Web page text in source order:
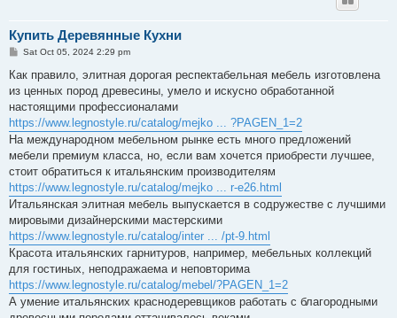
Купить Деревянные Кухни
P
s
Sat Oct 05, 2024 2:29 pm
Как правило, элитная дорогая респектабельная мебель изготовлена
из ценных пород древесины, умело и искусно обработанной
настоящими профессионалами
https://www.legnostyle.ru/catalog/mejko ... ?PAGEN_1=2
На международном мебельном рынке есть много предложений
мебели премиум класса, но, если вам хочется приобрести лучшее,
стоит обратиться к итальянским производителям
https://www.legnostyle.ru/catalog/mejko ... r-e26.html
Итальянская элитная мебель выпускается в содружестве с лучшими
мировыми дизайнерскими мастерскими
https://www.legnostyle.ru/catalog/inter ... /pt-9.html
Красота итальянских гарнитуров, например, мебельных коллекций
для гостиных, неподражаема и неповторима
https://www.legnostyle.ru/catalog/mebel/?PAGEN_1=2
А умение итальянских краснодеревщиков работать с благородными